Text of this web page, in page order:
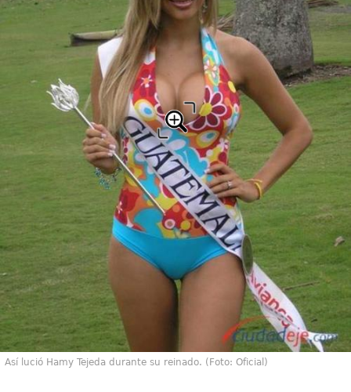
Así lució Hamy Tejeda durante su reinado. (Foto: Oficial)